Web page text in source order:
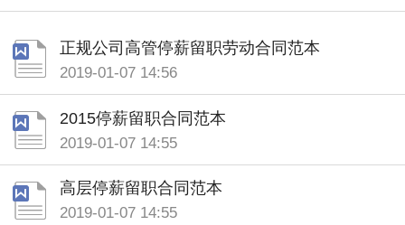
正规公司高管停薪留职劳动合同范本
2019-01-07 14:56
2015停薪留职合同范本
2019-01-07 14:55
高层停薪留职合同范本
2019-01-07 14:55